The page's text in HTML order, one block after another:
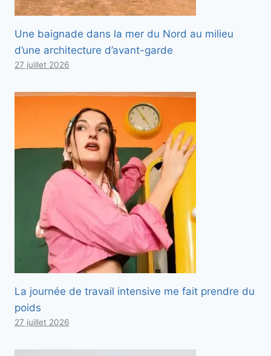
Une baignade dans la mer du Nord au milieu
d’une architecture d’avant-garde
27 juillet 2026
La journée de travail intensive me fait prendre du
poids
27 juillet 2026